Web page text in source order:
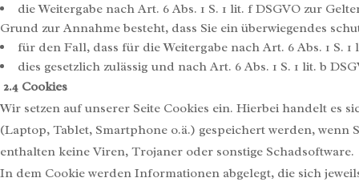
die Weitergabe nach Art. 6 Abs. 1 S. 1 lit. f DSGVO zur
Grund zur Annahme besteht, dass Sie ein überwiegendes
für den Fall, dass für die Weitergabe nach Art. 6 Abs. 1 S.
dies gesetzlich zulässig und nach Art. 6 Abs. 1 S. 1 lit. b
2.4 Cookies
Wir setzen auf unserer Seite Cookies ein. Hierbei handelt es
(Laptop, Tablet, Smartphone o.ä.) gespeichert werden,
enthalten keine Viren, Trojaner oder sonstige Schadsoftware.
In dem Cookie werden Informationen abgelegt, die sich